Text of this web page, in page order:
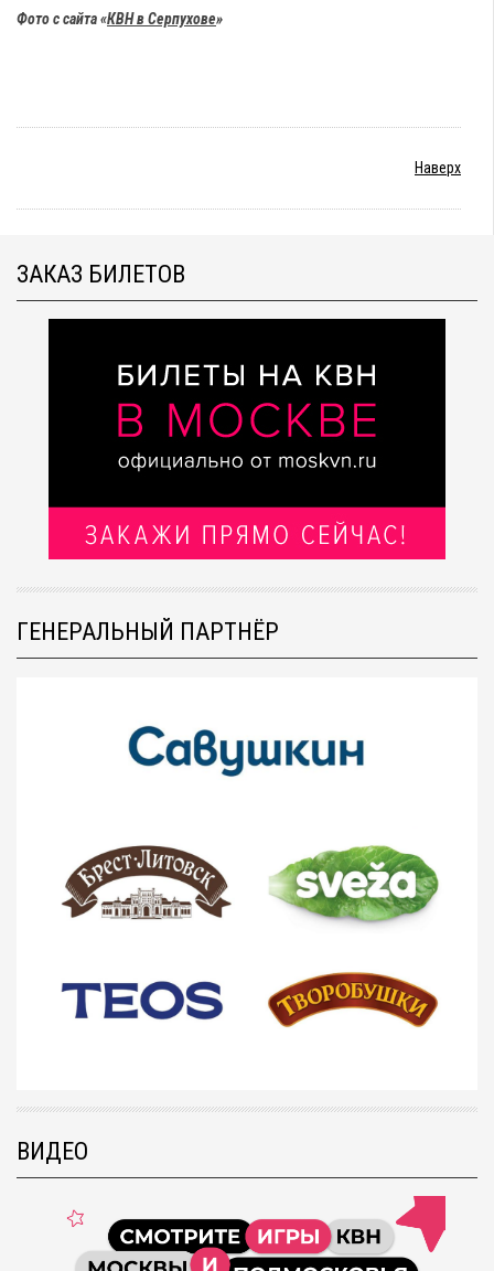
Фото с сайта «КВН в Серпухове»
Наверх
ЗАКАЗ БИЛЕТОВ
ГЕНЕРАЛЬНЫЙ ПАРТНЁР
ВИДЕО